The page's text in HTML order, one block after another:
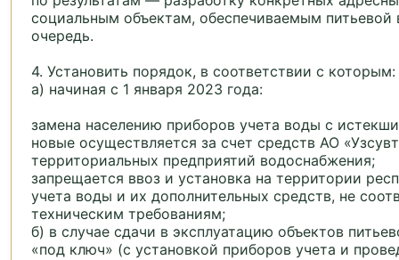
социальным объектам, обеспечиваемым питьевой
очередь.
4. Установить порядок, в соответствии с которым:
а) начиная с 1 января 2023 года:
замена населению приборов учета воды с
новые осуществляется за счет средств АО
территориальных предприятий водоснабжения;
запрещается ввоз и установка на территории
учета воды и их дополнительных средств, не
техническим требованиям;
б) в случае сдачи в эксплуатацию объектов
«под ключ» (с установкой приборов учета и